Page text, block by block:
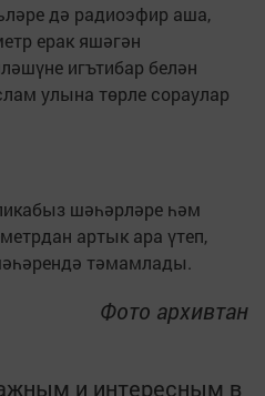
дә радиоэфир аша,
ерак яшәгән
игътибар белән
улына төрле сораулар
шәһәрләре һәм
артык ара үтеп,
тәмамлады.
Фото архивтан
и интересным в